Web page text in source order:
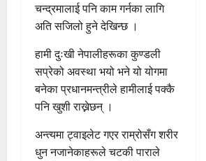
चन्द्रमालाई पनि काम गर्नका लागि
अति सजिलो हुने देखिन्छ ।
हामी दुःखी नेपालीहरूका कुण्डली
सप्रेको अवस्था भयो भने यो योगमा
बनेका प्रधानमन्त्रीले हामीलाई पक्कै
पनि खुशी राख्नेछन् ।
अन्त्यमा ट्वाइलेट गएर राम्रोसँग शरीर
धुन नजानेकाहरूले चटकी पाराले